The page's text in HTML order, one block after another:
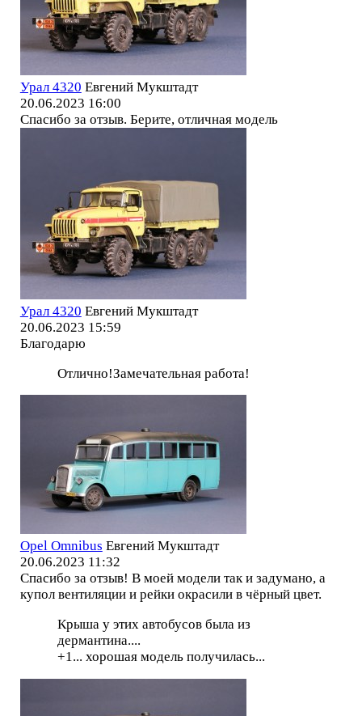
Урал 4320 Евгений Мукштадт
20.06.2023 16:00
Спасибо за отзыв. Берите, отличная модель
Урал 4320 Евгений Мукштадт
20.06.2023 15:59
Благодарю
Отлично!Замечательная работа!
Opel Omnibus Евгений Мукштадт
20.06.2023 11:32
Спасибо за отзыв! В моей модели так и задумано, а
купол вентиляции и рейки окрасили в чёрный цвет.
Крыша у этих автобусов была из
дермантина....
+1... хорошая модель получилась...